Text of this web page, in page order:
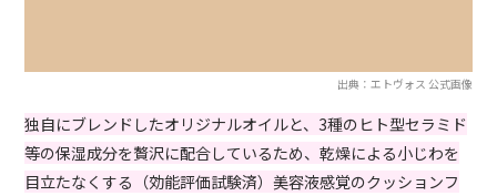
出典：エトヴォス 公式画像
独自にブレンドしたオリジナルオイルと、3種のヒト型セラミド
等の保湿成分を贅沢に配合しているため、乾燥による小じわを
目立たなくする（効能評価試験済）美容液感覚のクッションフ